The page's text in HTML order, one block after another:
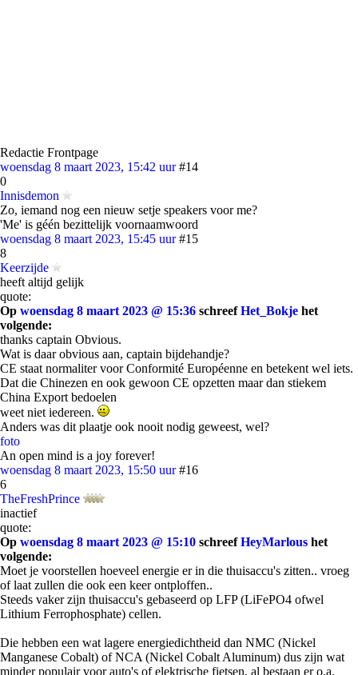
Redactie Frontpage
woensdag 8 maart 2023, 15:42 uur #14
0
Innisdemon
Zo, iemand nog een nieuw setje speakers voor me?
'Me' is géén bezittelijk voornaamwoord
woensdag 8 maart 2023, 15:45 uur #15
8
Keerzijde
heeft altijd gelijk
quote:
Op woensdag 8 maart 2023 @ 15:36 schreefHet_Bokje het
volgende:
thanks captain Obvious.
Wat is daar obvious aan, captain bijdehandje?
CE staat normaliter voor Conformité Européenne en betekent wel iets.
Dat die Chinezen en ook gewoon CE opzetten maar dan stiekem
China Export bedoelen
weet niet iedereen.
Anders was dit plaatje ook nooit nodig geweest, wel?
foto
An open mind is a joy forever!
woensdag 8 maart 2023, 15:50 uur #16
6
TheFreshPrince
inactief
quote:
Op woensdag 8 maart 2023 @ 15:10 schreefHeyMarlous het
volgende:
Moet je voorstellen hoeveel energie er in die thuisaccu's zitten.. vroeg
of laat zullen die ook een keer ontploffen..
Steeds vaker zijn thuisaccu's gebaseerd op LFP (LiFePO4 ofwel
Lithium Ferrophosphate) cellen.
Die hebben een wat lagere energiedichtheid dan NMC (Nickel
Manganese Cobalt) of NCA (Nickel Cobalt Aluminum) dus zijn wat
minder populair voor auto's of elektrische fietsen, al bestaan er o.a.